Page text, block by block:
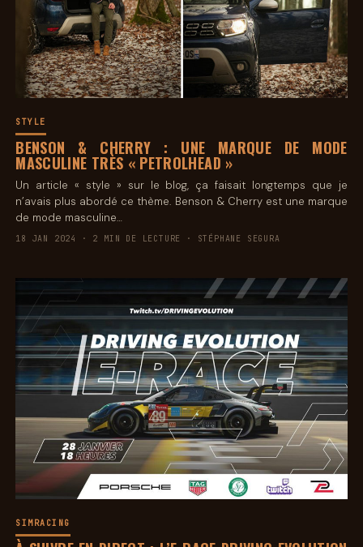
STYLE
BENSON & CHERRY : UNE MARQUE DE MODE
MASCULINE TRÈS « PETROLHEAD »
Un article « style » sur le blog, ça faisait longtemps que je
n’avais plus abordé ce thème. Benson & Cherry est une marque
de mode masculine…
18 JAN 2024 · 2 MIN DE LECTURE · STÉPHANE SEGURA
SIMRACING